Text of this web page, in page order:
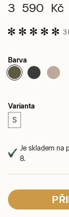
3 590 Kč
3
Barva
Varianta
S
Je skladem na
8.